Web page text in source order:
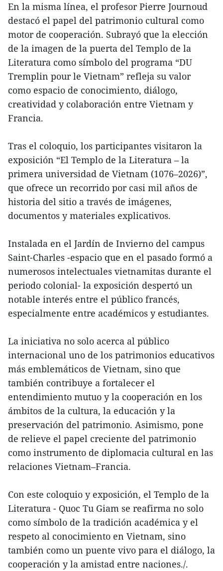
En la misma línea, el profesor Pierre Journoud
destacó el papel del patrimonio cultural como
motor de cooperación. Subrayó que la elección
de la imagen de la puerta del Templo de la
Literatura como símbolo del programa “DU
Tremplin pour le Vietnam” refleja su valor
como espacio de conocimiento, diálogo,
creatividad y colaboración entre Vietnam y
Francia.
Tras el coloquio, los participantes visitaron la
exposición “El Templo de la Literatura – la
primera universidad de Vietnam (1076–2026)”,
que ofrece un recorrido por casi mil años de
historia del sitio a través de imágenes,
documentos y materiales explicativos.
Instalada en el Jardín de Invierno del campus
Saint-Charles -espacio que en el pasado formó a
numerosos intelectuales vietnamitas durante el
periodo colonial- la exposición despertó un
notable interés entre el público francés,
especialmente entre académicos y estudiantes.
La iniciativa no solo acerca al público
internacional uno de los patrimonios educativos
más emblemáticos de Vietnam, sino que
también contribuye a fortalecer el
entendimiento mutuo y la cooperación en los
ámbitos de la cultura, la educación y la
preservación del patrimonio. Asimismo, pone
de relieve el papel creciente del patrimonio
como instrumento de diplomacia cultural en las
relaciones Vietnam–Francia.
Con este coloquio y exposición, el Templo de la
Literatura - Quoc Tu Giam se reafirma no solo
como símbolo de la tradición académica y el
respeto al conocimiento en Vietnam, sino
también como un puente vivo para el diálogo, la
cooperación y la amistad entre naciones./.